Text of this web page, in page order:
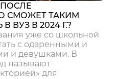
СМОЖЕТ ТАКИМ
ВУЗ В 2024 Г.?
уже со школьной
с одаренными и
и девушками. В
называют
для